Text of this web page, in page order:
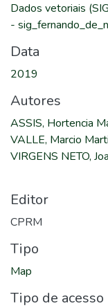
Dados vetoriais
-
Data
2019
Autores
ASSIS, Hortencia
VALLE, Marcio
VIRGENS NETO,
Editor
CPRM
Tipo
Map
Tipo de acesso